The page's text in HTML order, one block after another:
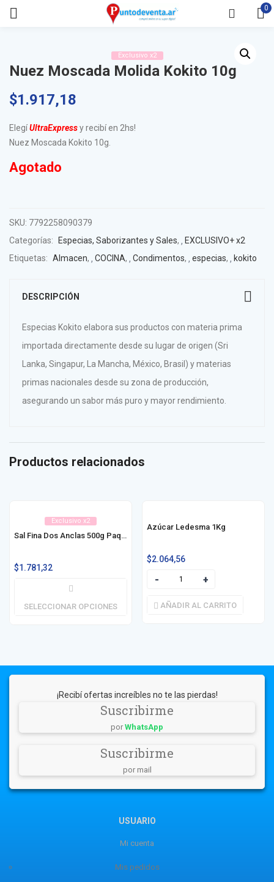
0
Exclusivo x2
Nuez Moscada Molida Kokito 10g
$1.917,18
ElegíUltraExpressy recibí en 2hs!
Nuez Moscada Kokito 10g.
Agotado
SKU: 7792258090379
Categorías:
Especias, Saborizantes y Sales,
EXCLUSIVO+ x2
Etiquetas: Almacen, COCINA, Condimentos, especias, kokito
DESCRIPCIÓN
Especias Kokito elabora sus productos con materia prima
importada directamente desde su lugar de origen (Sri
Lanka, Singapur, La Mancha, México, Brasil) y materias
primas nacionales desde su zona de producción,
asegurando un sabor más puro y mayor rendimiento.
Productos relacionados
Exclusivo x2
Sal Fina Dos Anclas 500g Paq / Est
$1.781,32
SELECCIONAR OPCIONES
Azúcar Ledesma 1Kg
$2.064,56
AÑADIR AL CARRITO
¡Recibí ofertas increíbles no te las pierdas!
Suscribirme
por WhatsApp
Suscribirme
por mail
USUARIO
Mi cuenta
Mis pedidos